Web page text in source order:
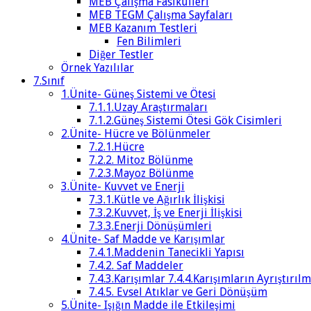
MEB TEGM Çalışma Sayfaları
MEB Kazanım Testleri
Fen Bilimleri
Diğer Testler
Örnek Yazılılar
7.Sınıf
1.Ünite- Güneş Sistemi ve Ötesi
7.1.1.Uzay Araştırmaları
7.1.2.Güneş Sistemi Ötesi Gök Cisimleri
2.Ünite- Hücre ve Bölünmeler
7.2.1.Hücre
7.2.2. Mitoz Bölünme
7.2.3.Mayoz Bölünme
3.Ünite- Kuvvet ve Enerji
7.3.1.Kütle ve Ağırlık İlişkisi
7.3.2.Kuvvet, İş ve Enerji İlişkisi
7.3.3.Enerji Dönüşümleri
4.Ünite- Saf Madde ve Karışımlar
7.4.1.Maddenin Tanecikli Yapısı
7.4.2. Saf Maddeler
7.4.3.Karışımlar 7.4.4.Karışımların
7.4.5. Evsel Atıklar ve Geri Dönüşüm
5.Ünite- Işığın Madde ile Etkileşimi